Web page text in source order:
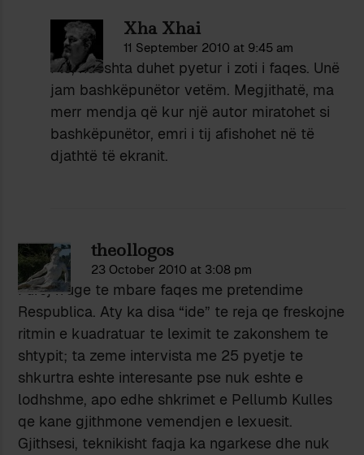
Xha Xhai
11 September 2010 at 9:45 am
Flo, ndoshta duhet pyetur i zoti i faqes. Unë
jam bashkëpunëtor vetëm. Megjithatë, ma
merr mendja që kur një autor miratohet si
bashkëpunëtor, emri i tij afishohet në të
djathtë të ekranit.
theollogos
23 October 2010 at 3:08 pm
I uroj rruge te mbare faqes me pretendime
Respublica. Aty ka disa “ide” te reja qe freskojne
ritmin e kuadratuar te leximit te zakonshem te
shtypit; ta zeme intervista me 25 pyetje te
shkurtra eshte interesante pse nuk eshte e
lodhshme, apo edhe shkrimet e Pellumb Kulles
qe kane gjithmone vemendjen e lexuesit.
Gjithsesi, teknikisht faqja ka ngarkese dhe nuk